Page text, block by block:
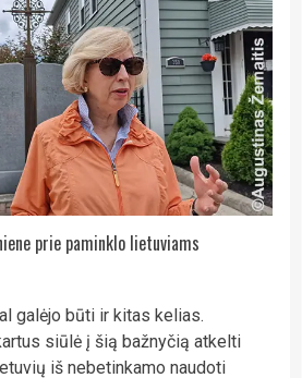
prie paminklo lietuviams
galėjo būti ir kitas kelias.
siūlė į šią bažnyčią atkelti
iš nebetinkamo naudoti